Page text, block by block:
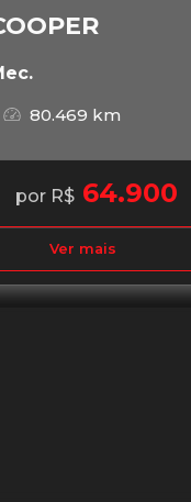
80.469 km
por R$ 64.900
Ver mais